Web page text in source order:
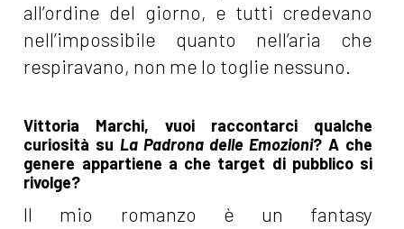
all’ordine del giorno, e tutti credevano
nell’impossibile quanto nell’aria che
respiravano, non me lo toglie nessuno.
Vittoria Marchi, vuoi raccontarci qualche
curiosità suLa Padrona delle Emozioni? A che
genere appartiene a che target di pubblico si
rivolge?
Il mio romanzo è un fantasy